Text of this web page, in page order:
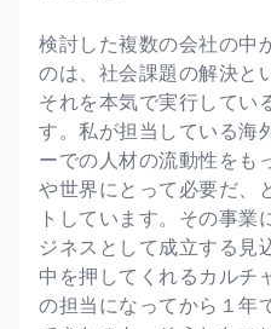
検討した複数の会社の中
のは、社会課題の解決と
それを本気で実行してい
す。私が担当している海
ーでの人材の流動性をも
や世界にとって必要だ、
トしています。その事
ジネスとして成立する見
中を押してくれるカルチ
の担当になってから１年